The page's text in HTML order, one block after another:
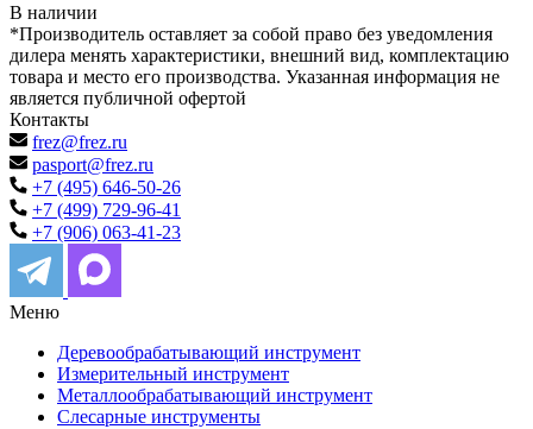
В наличии
*Производитель оставляет за собой право без уведомления
дилера менять характеристики, внешний вид, комплектацию
товара и место его производства. Указанная информация не
является публичной офертой
Контакты
frez@frez.ru
pasport@frez.ru
+7 (495) 646-50-26
+7 (499) 729-96-41
+7 (906) 063-41-23
Меню
Деревообрабатывающий инструмент
Измерительный инструмент
Металлообрабатывающий инструмент
Слесарные инструменты